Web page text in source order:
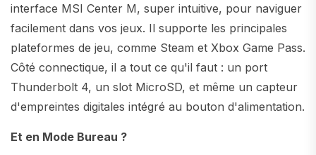
interface MSI Center M, super intuitive, pour naviguer
facilement dans vos jeux. Il supporte les principales
plateformes de jeu, comme Steam et Xbox Game Pass.
Côté connectique, il a tout ce qu'il faut : un port
Thunderbolt 4, un slot MicroSD, et même un capteur
d'empreintes digitales intégré au bouton d'alimentation.
Et en Mode Bureau ?